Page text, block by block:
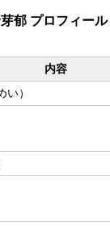
郁 プロフィール
内容
い）